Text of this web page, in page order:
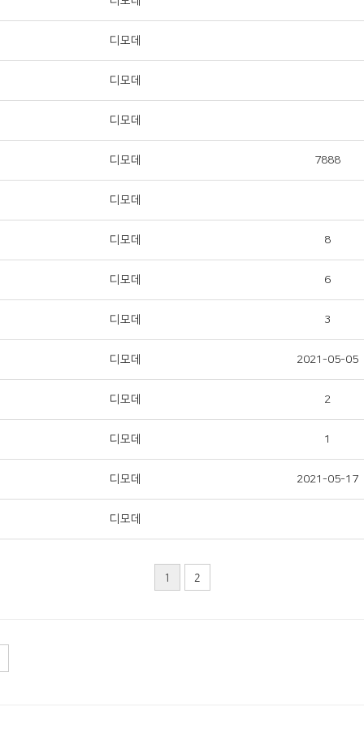
디모데
디모데
디모데
디모데 7888
디모데
디모데 8
디모데 6
디모데 3
디모데 2021-05-05
디모데 2
디모데 1
디모데 2021-05-17
디모데
1 2